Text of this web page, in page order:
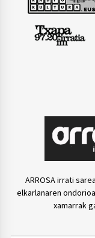
ARROSA irrati
elkarlanaren
xamarrak